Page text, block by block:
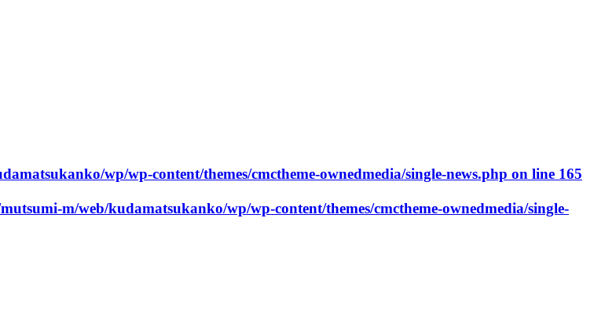
wp/wp-content/themes/cmctheme-ownedmedia/single-news.php on line 165
m/web/kudamatsukanko/wp/wp-content/themes/cmctheme-ownedmedia/single-